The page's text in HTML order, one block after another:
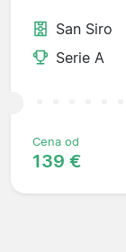
San Siro
Serie A
Cena od
139 €